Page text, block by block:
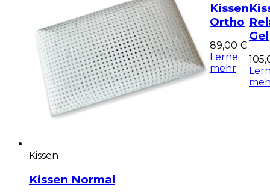
Kissen
Kissen Normal
Kissen
Ortho
89,00 €
Lerne
mehrThis
Gel